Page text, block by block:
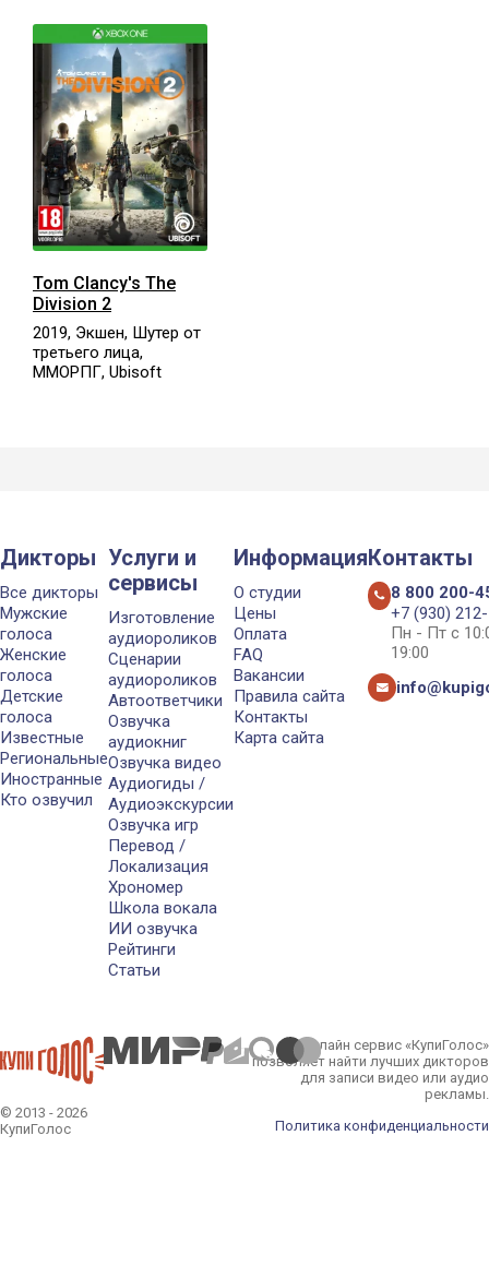
Tom Clancy's The
Division 2
2019, Экшен, Шутер от
третьего лица,
ММОРПГ, Ubisoft
Дикторы
Все дикторы
Мужские
голоса
Женские
голоса
Детские
голоса
Известные
Региональные
Иностранные
Кто озвучил
Услуги и
сервисы
Изготовление
аудиороликов
Сценарии
аудиороликов
Автоответчики
Озвучка
аудиокниг
Озвучка видео
Аудиогиды /
Аудиоэкскурсии
Озвучка игр
Перевод /
Локализация
Хрономер
Школа вокала
ИИ озвучка
Рейтинги
Статьи
Информация
О студии
Цены
Оплата
FAQ
Вакансии
Правила сайта
Контакты
Карта сайта
Контакты
8 800 200-
+7 (930)
Пн - Пт с
19:00
© 2013 - 2026
КупиГолос
Онлайн сервис «КупиГолос»
позволяет найти лучших дикторов
для записи видео или аудио
рекламы.
Политика конфиденциальности